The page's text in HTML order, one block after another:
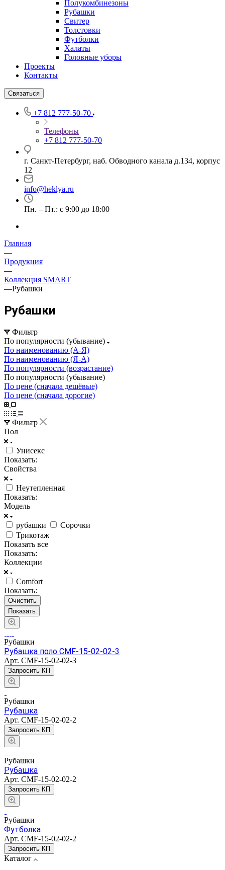
Полукомбинезоны
Рубашки
Свитер
Толстовки
Футболки
Халаты
Головные уборы
Проекты
Контакты
Связаться
+7 812 777-50-70
Телефоны
+7 812 777-50-70
г. Санкт-Петербург, наб. Обводного канала д.134, корпус
12
info@heklya.ru
Пн. – Пт.: с 9:00 до 18:00
Главная
—
Продукция
—
Коллекция SMART
—Рубашки
Рубашки
Фильтр
По популярности (убывание)
По наименованию (А-Я)
По наименованию (Я-А)
По популярности (возрастание)
По популярности (убывание)
По цене (сначала дешёвые)
По цене (сначала дорогие)
Фильтр
Пол
Унисекс
Показать:
Свойства
Неутепленная
Показать:
Модель
рубашки
Сорочки
Трикотаж
Показать все
Показать:
Коллекции
Comfort
Показать:
Очистить
Рубашки
Рубашка поло CMF-15-02-02-3
Арт. CMF-15-02-02-3
Запросить КП
Рубашки
Рубашка
Арт. CMF-15-02-02-2
Запросить КП
Рубашки
Рубашка
Арт. CMF-15-02-02-2
Запросить КП
Рубашки
Футболка
Арт. CMF-15-02-02-2
Запросить КП
Каталог